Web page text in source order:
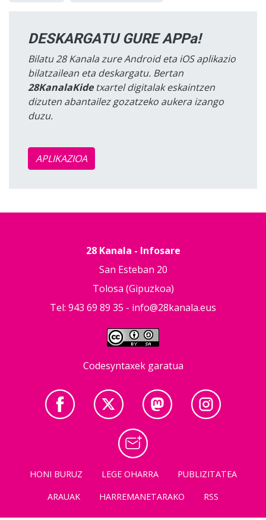
DESKARGATU GURE APPa!
Bilatu 28 Kanala zure Android eta iOS aplikazio
bilatzailean eta deskargatu. Bertan
28KanalaKidetxartel digitalak eskaintzen
dizuten abantailez gozatzeko aukera izango
duzu.
APLIKAZIOA
28 Kanala - Infosare
San Esteban 20
Tolosa (Gipuzkoa)
Tel: 943 69 89 35 - info@28kanala.eus
Codesyntaxek garatua
HONI BURUZ LEGE OHARRA
PUBLIZITATEA
ARAUAK
HARREMANETARAKO RSS